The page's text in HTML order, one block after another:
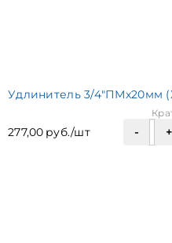
Удлинитель 3/4"ПМх20мм
277,00 руб./шт